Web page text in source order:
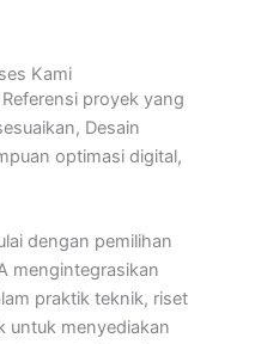
Kami
proyek yang
Desain
optimasi digital,
dengan pemilihan
mengintegrasikan
praktik teknik, riset
untuk menyediakan